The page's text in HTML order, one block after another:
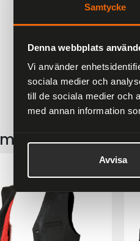
Samtycke
Denna webbplats
Vi använder
sociala medier och
till de sociala medier och
med annan information
Avvisa25 %